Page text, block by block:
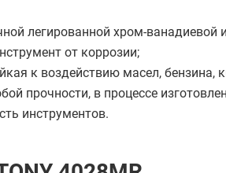
легированной хром-ванадиевой
от коррозии;
к воздействию масел, бензина,
прочности, в процессе
инструментов.